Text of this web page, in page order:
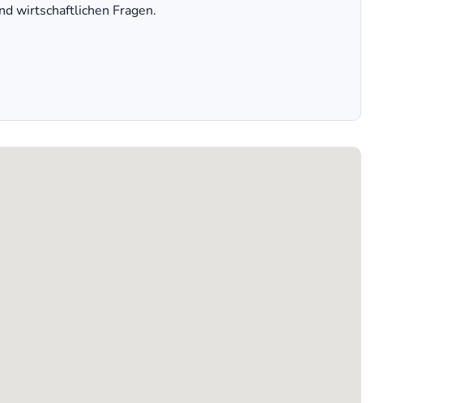
wirtschaftlichen Fragen.